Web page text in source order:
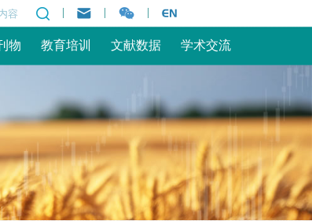
物 教育培训 文献数据 学术交流